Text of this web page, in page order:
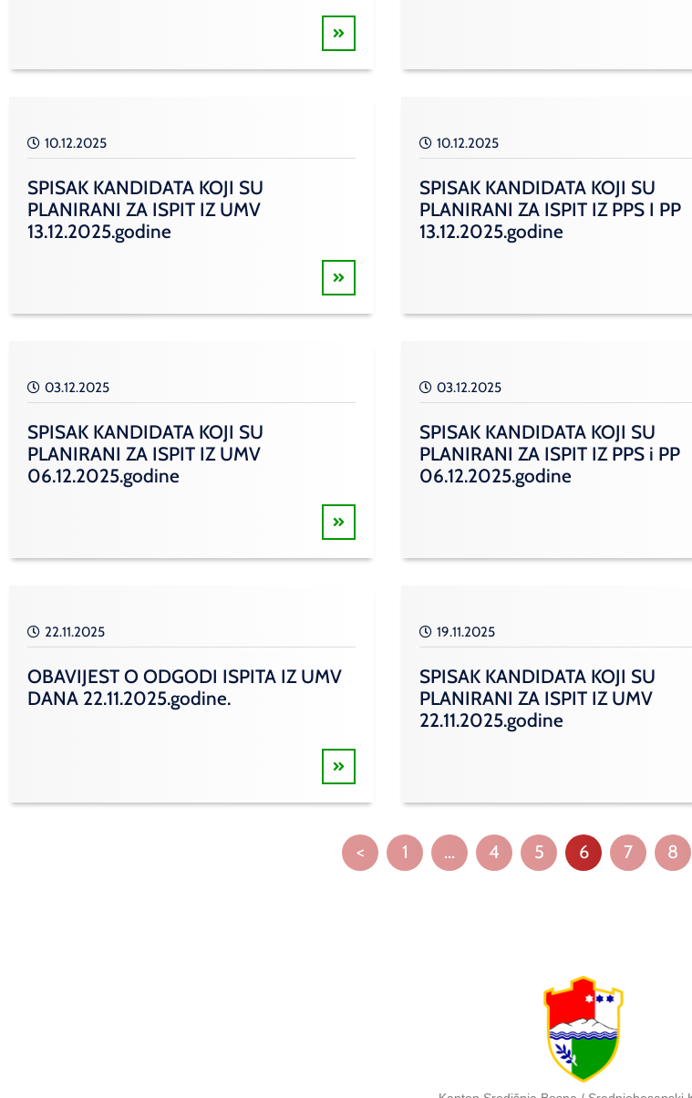
10.12.2025
SPISAK KANDIDATA KOJI SU
PLANIRANI ZA ISPIT IZ UMV
13.12.2025.godine
10.12.2025
SPISAK KANDIDATA KOJI SU
PLANIRANI ZA ISPIT IZ PPS I PP
13.12.2025.godine
03.12.2025
SPISAK KANDIDATA KOJI SU
PLANIRANI ZA ISPIT IZ UMV
06.12.2025.godine
03.12.2025
SPISAK KANDIDATA KOJI SU
PLANIRANI ZA ISPIT IZ PPS i PP
06.12.2025.godine
22.11.2025
OBAVIJEST O ODGODI ISPITA IZ UMV
DANA 22.11.2025.godine.
19.11.2025
SPISAK KANDIDATA KOJI SU
PLANIRANI ZA ISPIT IZ UMV
22.11.2025.godine
< 1 … 4 5 6 7 8